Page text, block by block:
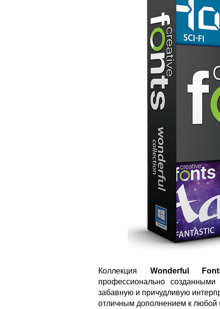
Коллекция Wonderful
профессионально
забавную и причудливую
отличным дополнением к любой